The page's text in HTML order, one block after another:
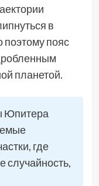
в
пояс
планетой.
Юпитера
где
случайность,